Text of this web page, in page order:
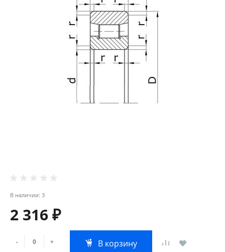
В наличии: 3
2 316 ₽
- + В корзину